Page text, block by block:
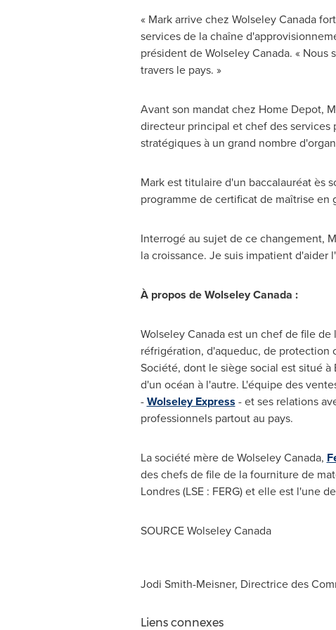
« Mark arrive chez Wolseley Canadafort
services de la chaîne
président deWolseley Canada. « Nous
travers le pays. »
Avant son mandat chez Home Depot,
directeur principal et chef des
stratégiques à un grand nombre
Mark est titulaire d'un baccalauréat ès
programme de certificat de maîtrise
Interrogé au sujet de ce changement,
la croissance. Je suis impatient d'aider
À propos de Wolseley Canada :
Wolseley Canada est un chef de file
réfrigération, d'aqueduc, de
Société, dont le siège social est situé à
d'un océan à l'autre. L'équipe des
-Wolseley Express - et ses relations
professionnels partout au pays.
La société mère de Wolseley Canada,
des chefs de file de la fourniture de
Londres (LSE : FERG) et elle est l'une
SOURCEWolseley Canada
Jodi Smith-Meisner, Directrice des
Liens connexes